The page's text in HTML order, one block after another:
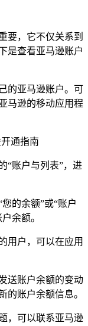
要，它不仅关系到
是查看亚马逊账户
的亚马逊账户。可
马逊的移动应用程
“账户与列表”，进
的余额”或“账户
余额。
用户，可以在应用
送账户余额的变动
的账户余额信息。
，可以联系亚马逊